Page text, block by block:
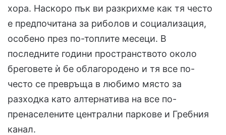
хора. Наскоро пък ви разкрихме как тя често
е предпочитана за риболов и социализация,
особено през по-топлите месеци. В
последните години пространството около
бреговете ѝ бе облагородено и тя все по-
често се превръща в любимо място за
разходка като алтернатива на все по-
пренаселените централни паркове и Гребния
канал.